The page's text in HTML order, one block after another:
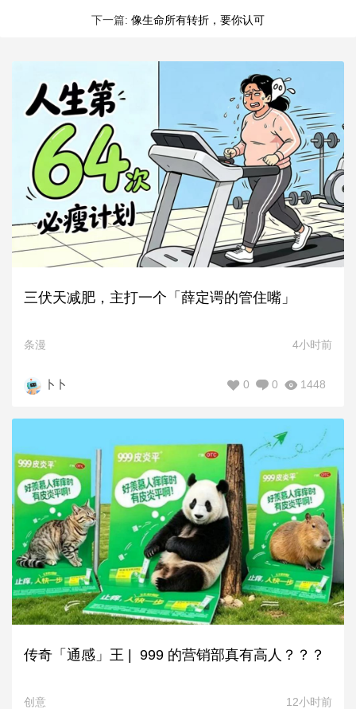
下一篇: 像生命所有转折，要你认可
三伏天减肥，主打一个「薛定谔的管住嘴」
条漫 4小时前
卜卜 1448
0
0
传奇「通感」王 | 999 的营销部真有高人？？？
创意 12小时前